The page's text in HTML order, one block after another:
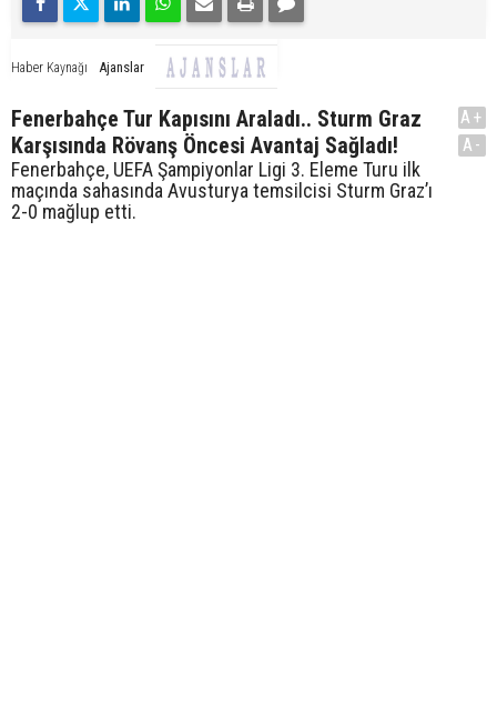
Haber Kaynağı Ajanslar
Fenerbahçe Tur Kapısını Araladı.. Sturm Graz
Karşısında Rövanş Öncesi Avantaj Sağladı!
Fenerbahçe, UEFA Şampiyonlar Ligi 3. Eleme Turu ilk
maçında sahasında Avusturya temsilcisi Sturm Graz’ı
2-0 mağlup etti.
A+
A-